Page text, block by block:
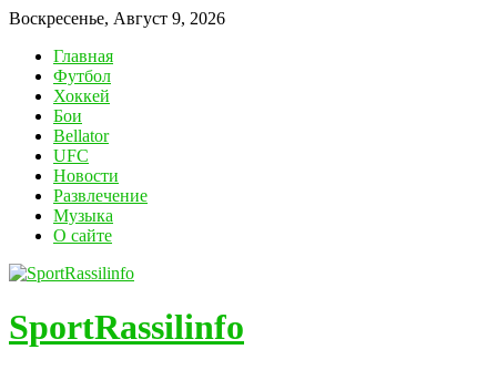
Воскресенье, Август 9, 2026
Главная
Футбол
Хоккей
Бои
Bellator
UFC
Новости
Развлечение
Музыка
О сайте
SportRassilinfo